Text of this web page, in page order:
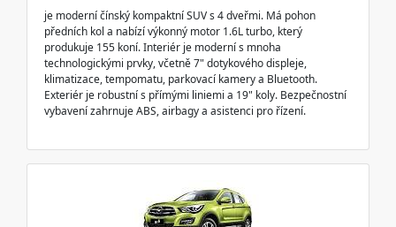
je moderní čínský kompaktní SUV s 4 dveřmi. Má pohon
předních kol a nabízí výkonný motor 1.6L turbo, který
produkuje 155 koní. Interiér je moderní s mnoha
technologickými prvky, včetně 7" dotykového displeje,
klimatizace, tempomatu, parkovací kamery a Bluetooth.
Exteriér je robustní s přímými liniemi a 19" koly. Bezpečnostní
vybavení zahrnuje ABS, airbagy a asistenci pro řízení.